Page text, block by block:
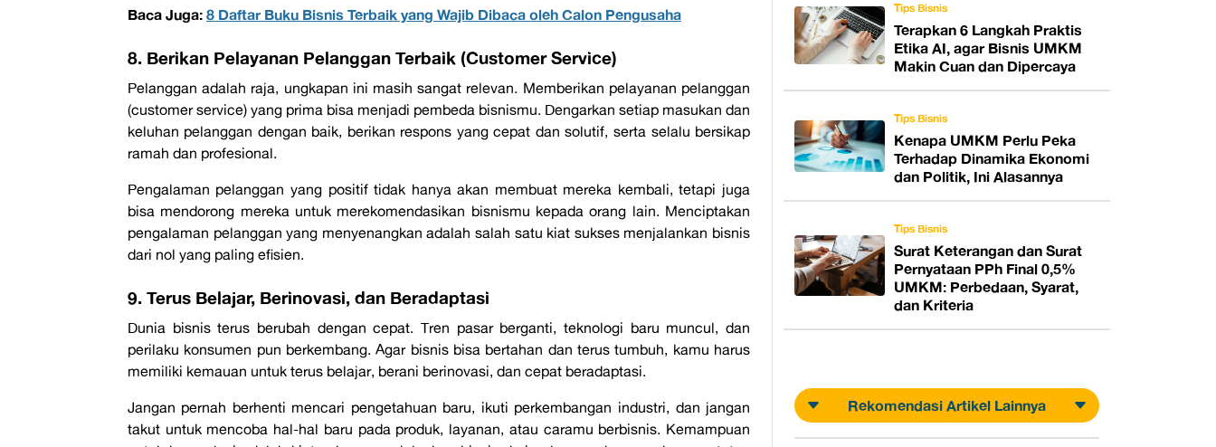
Baca Juga: 8 Daftar Buku Bisnis Terbaik yang Wajib Dibaca oleh Calon Pengusaha
8. Berikan Pelayanan Pelanggan Terbaik (Customer Service)
Pelanggan adalah raja, ungkapan ini masih sangat relevan. Memberikan pelayanan pelanggan
(customer service) yang prima bisa menjadi pembeda bisnismu. Dengarkan setiap masukan dan
keluhan pelanggan dengan baik, berikan respons yang cepat dan solutif, serta selalu bersikap
ramah dan profesional.
Pengalaman pelanggan yang positif tidak hanya akan membuat mereka kembali, tetapi juga
bisa mendorong mereka untuk merekomendasikan bisnismu kepada orang lain. Menciptakan
pengalaman pelanggan yang menyenangkan adalah salah satu kiat sukses menjalankan bisnis
dari nol yang paling efisien.
9. Terus Belajar, Berinovasi, dan Beradaptasi
Dunia bisnis terus berubah dengan cepat. Tren pasar berganti, teknologi baru muncul, dan
perilaku konsumen pun berkembang. Agar bisnis bisa bertahan dan terus tumbuh, kamu harus
memiliki kemauan untuk terus belajar, berani berinovasi, dan cepat beradaptasi.
Jangan pernah berhenti mencari pengetahuan baru, ikuti perkembangan industri, dan jangan
takut untuk mencoba hal-hal baru pada produk, layanan, atau caramu berbisnis. Kemampuan
Tips Bisnis
Terapkan 6 Langkah Praktis
Etika AI, agar Bisnis UMKM
Makin Cuan dan Dipercaya
Tips Bisnis
Kenapa UMKM Perlu Peka
Terhadap Dinamika Ekonomi
dan Politik, Ini Alasannya
Tips Bisnis
Surat Keterangan dan Surat
Pernyataan PPh Final 0,5%
UMKM: Perbedaan, Syarat,
dan Kriteria
Rekomendasi Artikel Lainnya